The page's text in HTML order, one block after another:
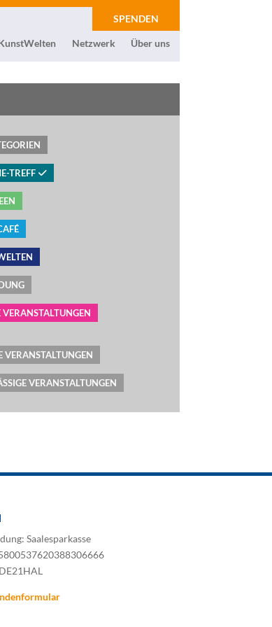
Netzwerk Über uns
SPENDEN
TREFF
VERANSTALTUNGEN
VERANSTALTUNGEN
VERANSTALTUNGEN
Saalesparkasse